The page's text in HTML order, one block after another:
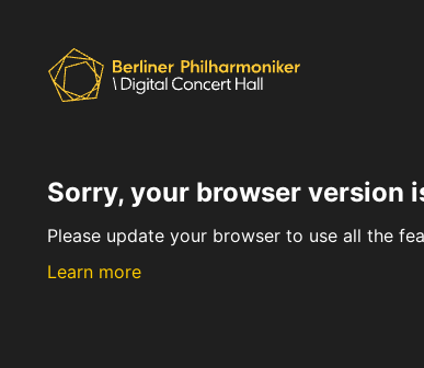
Sorry, your browser version
Please update your browser to use all the
Learn more